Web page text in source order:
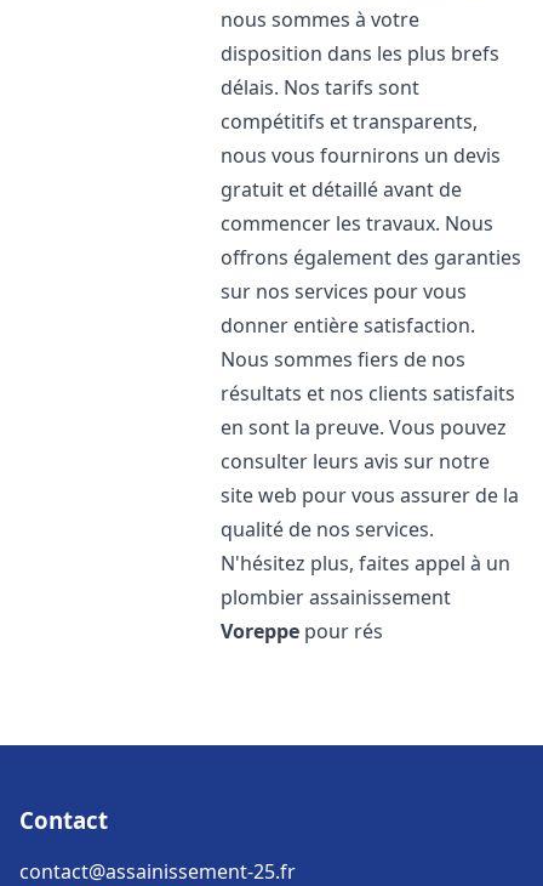
nous sommes à votre
disposition dans les plus brefs
délais. Nos tarifs sont
compétitifs et transparents,
nous vous fournirons un devis
gratuit et détaillé avant de
commencer les travaux. Nous
offrons également des garanties
sur nos services pour vous
donner entière satisfaction.
Nous sommes fiers de nos
résultats et nos clients satisfaits
en sont la preuve. Vous pouvez
consulter leurs avis sur notre
site web pour vous assurer de la
qualité de nos services.
N'hésitez plus, faites appel à un
plombier assainissement
Voreppe pour rés
Contact
contact@assainissement-25.fr